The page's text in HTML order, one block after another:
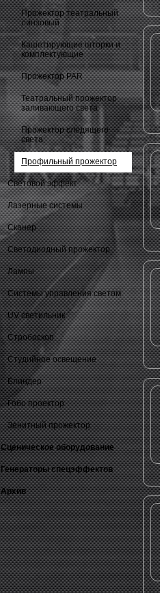
Прожектор театральный
линзовый
Кашетирующие шторки и
комплектующие
Прожектор PAR
Театральный прожектор
заливающего света
Прожектор следящего
света
Профильный прожектор
Световой эффект
Лазерные системы
Сканер
Светодиодный прожектор
Лампы
Системы управления светом
UV светильник
Стробоскоп
Студийное освещение
Блиндер
Гобо проектор
Зенитный прожектор
Сценическое оборудование
Генераторы спецэффектов
Архив